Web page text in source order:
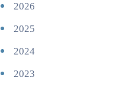
2026
2025
2024
2023